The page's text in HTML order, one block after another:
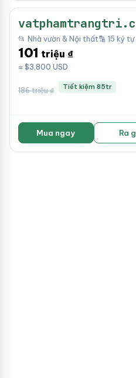
📂 Nhà vườn & Nội thất🔡 15 ký tự
101 triệu ₫
≈ $3,800 USD
186 triệu ₫ Tiết kiệm 85tr
Mua ngay Ra